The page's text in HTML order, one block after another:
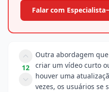
Falar com Especialista
12
Outra abordagem
criar um vídeo curto
houver uma
vezes, os usuários se